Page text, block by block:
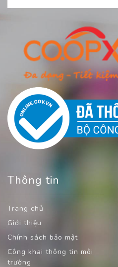
Thông tin
Trang chủ
Giới thiệu
Chính sách bảo mật
Công khai thông tin môi
trường